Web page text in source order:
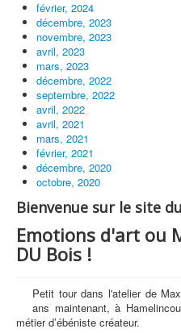
février, 2024
décembre, 2023
novembre, 2023
avril, 2023
mars, 2023
décembre, 2022
septembre, 2022
avril, 2022
avril, 2021
mars, 2021
février, 2021
décembre, 2020
octobre, 2020
Bienvenue sur le site
Emotions d'art ou
DU Bois !
Petit tour dans l'atelier de
ans maintenant, à
métier d’ébéniste créateur.